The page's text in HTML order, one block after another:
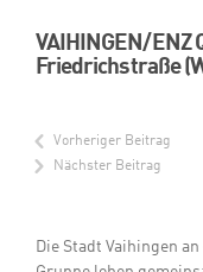
VAIHINGEN/ENZ
Friedrichstraße
Vorheriger Beitrag
Nächster Beitrag
Die Stadt Vaihingen